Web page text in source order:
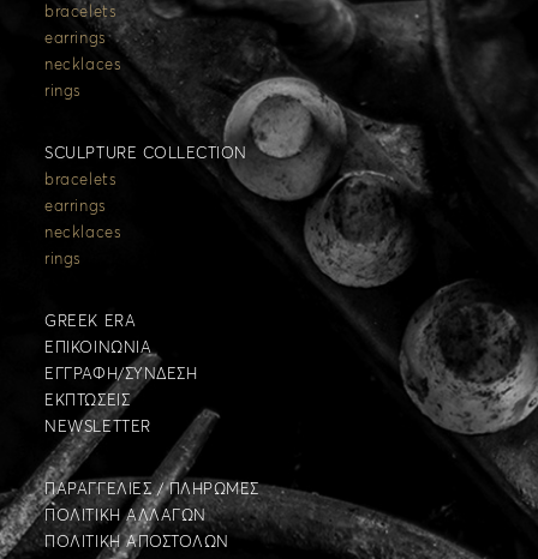
bracelets
earrings
necklaces
rings
SCULPTURE COLLECTION
bracelets
earrings
necklaces
rings
GREEK ERA
ΕΠΙΚΟΙΝΩΝΙΑ
ΕΓΓΡΑΦΗ/ΣΥΝΔΕΣΗ
ΕΚΠΤΩΣΕΙΣ
NEWSLETTER
ΠΑΡΑΓΓΕΛΙΕΣ / ΠΛΗΡΩΜΕΣ
ΠΟΛΙΤΙΚΗ ΑΛΛΑΓΩΝ
ΠΟΛΙΤΙΚΗ ΑΠΟΣΤΟΛΩΝ